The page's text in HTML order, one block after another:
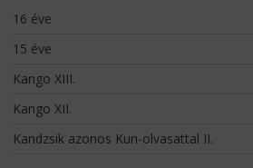
16 éve
15 éve
Kango XIII.
Kango XII.
Kandzsik azonos Kun-olvasattal II.